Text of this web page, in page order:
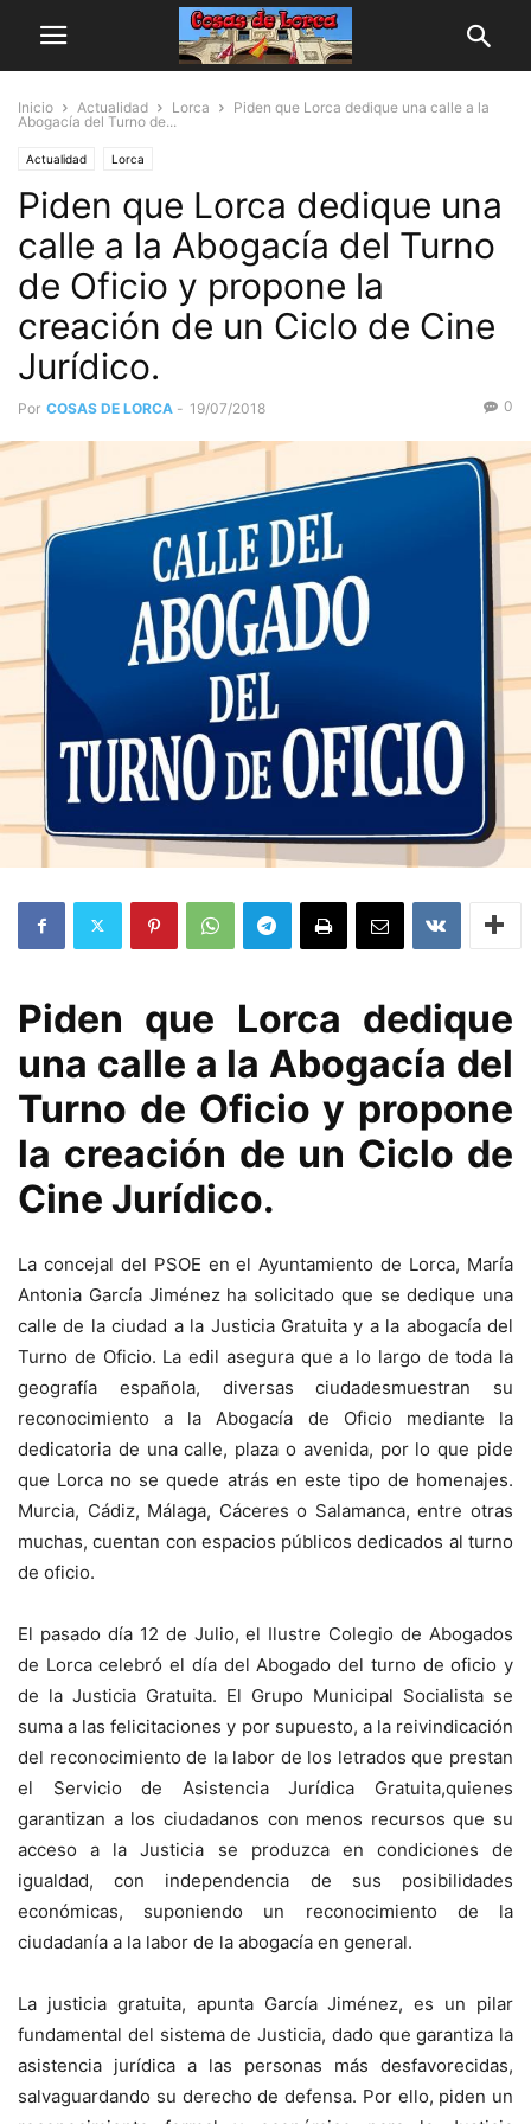
Inicio Actualidad Lorca
Piden que Lorca dedique una calle a la
Abogacía del Turno de...
Actualidad Lorca
Piden que Lorca dedique una
calle a la Abogacía del Turno
de Oficio y propone la
creación de un Ciclo de Cine
Jurídico.
Por COSAS DE LORCA - 19/07/2018 0
Piden que Lorca dedique
una calle a la Abogacía del
Turno de Oficio y propone
la creación de un Ciclo de
Cine Jurídico.
La concejal del PSOE en el Ayuntamiento de Lorca, María
Antonia García Jiménez ha solicitado que se dedique una
calle de la ciudad a la Justicia Gratuita y a la abogacía del
Turno de Oficio. La edil asegura que a lo largo de toda la
geografía española, diversas ciudadesmuestran su
reconocimiento a la Abogacía de Oficio mediante la
dedicatoria de una calle, plaza o avenida, por lo que pide
que Lorca no se quede atrás en este tipo de homenajes.
Murcia, Cádiz, Málaga, Cáceres o Salamanca, entre otras
muchas, cuentan con espacios públicos dedicados al turno
de oficio.
El pasado día 12 de Julio, el Ilustre Colegio de Abogados
de Lorca celebró el día del Abogado del turno de oficio y
de la Justicia Gratuita. El Grupo Municipal Socialista se
suma a las felicitaciones y por supuesto, a la reivindicación
del reconocimiento de la labor de los letrados que prestan
el Servicio de Asistencia Jurídica Gratuita,quienes
garantizan a los ciudadanos con menos recursos que su
acceso a la Justicia se produzca en condiciones de
igualdad, con independencia de sus posibilidades
económicas, suponiendo un reconocimiento de la
ciudadanía a la labor de la abogacía en general.
La justicia gratuita, apunta García Jiménez, es un pilar
fundamental del sistema de Justicia, dado que garantiza la
asistencia jurídica a las personas más desfavorecidas,
salvaguardando su derecho de defensa. Por ello, piden un